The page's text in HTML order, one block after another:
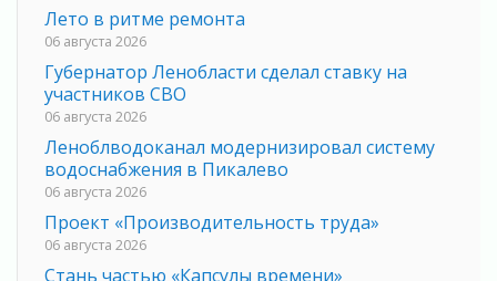
Лето в ритме ремонта
06 августа 2026
Губернатор Ленобласти сделал ставку на
участников СВО
06 августа 2026
Леноблводоканал модернизировал систему
водоснабжения в Пикалево
06 августа 2026
Проект «Производительность труда»
06 августа 2026
Стань частью «Капсулы времени»